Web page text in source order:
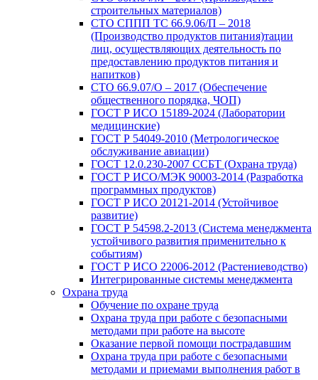
строительных материалов)
СТО СППП ТС 66.9.06/П – 2018
(Производство продуктов питания)тации
лиц, осуществляющих деятельность по
предоставлению продуктов питания и
напитков)
СТО 66.9.07/О – 2017 (Обеспечение
общественного порядка, ЧОП)
ГОСТ Р ИСО 15189-2024 (Лаборатории
медицинские)
ГОСТ Р 54049-2010 (Метрологическое
обслуживание авиации)
ГОСТ 12.0.230-2007 ССБТ (Охрана труда)
ГОСТ Р ИСО/МЭК 90003-2014 (Разработка
программных продуктов)
ГОСТ Р ИСО 20121-2014 (Устойчивое
развитие)
ГОСТ Р 54598.2-2013 (Система менеджмента
устойчивого развития применительно к
событиям)
ГОСТ Р ИСО 22006-2012 (Растениеводство)
Интегрированные системы менеджмента
Охрана труда
Обучение по охране труда
Охрана труда при работе с безопасными
методами при работе на высоте
Оказание первой помощи пострадавшим
Охрана труда при работе с безопасными
методами и приемами выполнения работ в